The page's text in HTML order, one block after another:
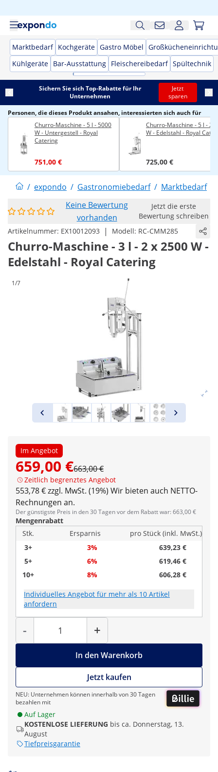
Marktbedarf Kochgeräte Gastro Möbel
Kühlgeräte Bar-Ausstattung Fleischereibedarf Spültechnik
Sichern Sie sich Top-Rabatte für Ihr
Unternehmen
Jetzt
sparen
Personen, die dieses Produkt ansahen, interessierten sich auch für
Churro-Maschine - 5 l - 5000
W - Untergestell - Royal
Catering
751,00 €
Churro-Maschine - 5 l -
W - Edelstahl - Royal
725,00 €
/ expondo / Gastronomiebedarf / Marktbedarf
Keine Bewertung
vorhanden
Jetzt die erste
Bewertung schreiben
Artikelnummer: EX10012093 | Modell: RC-CMM285
Churro-Maschine - 3 l - 2 x 2500 W -
Edelstahl - Royal Catering
1/7
Im Angebot
659,00 €663,00 €
Zeitlich begrenztes Angebot
553,78 € zzgl. MwSt. (19%) Wir bieten auch NETTO-
Rechnungen an.
Der günstigste Preis in den 30 Tagen vor dem Rabatt war: 663,00 €
Mengenrabatt
Stk.
Ersparnis
pro Stück (inkl. MwSt.)
3+
3%
639,23 €
5+
6%
619,46 €
10+
8% 606,28 €
Individuelles Angebot für mehr als 10 Artikel
anfordern
-
Menge
+
In den Warenkorb
Jetzt kaufen
NEU: Unternehmen können innerhalb von 30 Tagen
bezahlen mit
Auf Lager
KOSTENLOSE LIEFERUNG bis ca. Donnerstag, 13.
August
Tiefpreisgarantie